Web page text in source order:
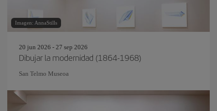
Imagen: AnnaStills
20 jun 2026 - 27 sep 2026
Dibujar la modernidad (1864-1968)
San Telmo Museoa